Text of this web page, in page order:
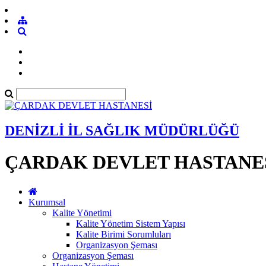
DENİZLİ İL SAĞLIK MÜDÜRLÜĞÜ
ÇARDAK DEVLET
Kurumsal
Kalite Yönetimi
Kalite Yönetim Sistem Yapısı
Kalite Birimi Sorumluları
Organizasyon Şeması
Organizasyon Şeması